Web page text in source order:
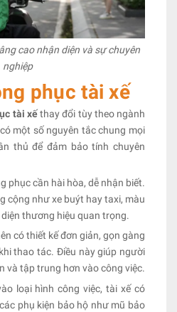
cao nhận diện và sự chuyên
nghiệp
phục tài xế
tài xếthay đổi tùy theo ngành
một số nguyên tắc chung mọi
thủ để đảm bảo tính chuyên
phục cần hài hòa, dễ nhận biết.
cộng như xe buýt hay taxi, màu
thương hiệu quan trọng.
có thiết kế đơn giản, gọn gàng
thao tác. Điều này giúp người
và tập trung hơn vào công việc.
loại hình công việc, tài xế có
phụ kiện bảo hộ như mũ bảo